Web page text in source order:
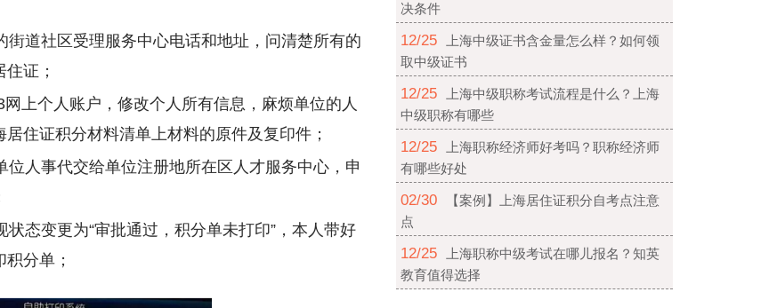
道社区受理服务中心电话和地址，问清楚所有的
证；
上个人账户，修改个人所有信息，麻烦单位的人
住证积分材料清单上材料的原件及复印件；
人事代交给单位注册地所在区人才服务中心，申
态变更为“审批通过，积分单未打印”，本人带好
分单；
决条件
12/25
上海中级证书含金量怎么样？如何领
取中级证书
12/25
上海中级职称考试流程是什么？上海
中级职称有哪些
12/25
上海职称经济师好考吗？职称经济师
有哪些好处
02/30
【案例】上海居住证积分自考点注意
点
12/25
上海职称中级考试在哪儿报名？知英
教育值得选择